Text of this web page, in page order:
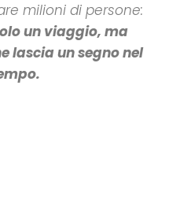
milioni di persone:
un viaggio, ma
lascia un segno nel